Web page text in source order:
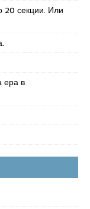
20 секции. Или
ера в